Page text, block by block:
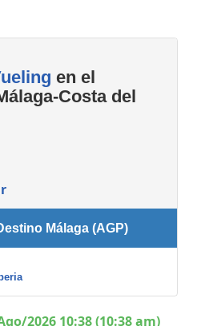
en el
Costa del
Málaga (AGP)
Iberia
2026 10:38 (10:38 am)